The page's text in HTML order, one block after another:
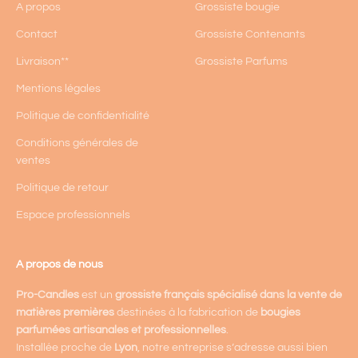
A propos
Contact
Livraison**
Mentions légales
Politique de confidentialité
Conditions générales de
ventes
Politique de retour
Espace professionnels
Grossiste bougie
Grossiste Contenants
Grossiste Parfums
A propos de nous
Pro-Candles est un grossiste français spécialisé dans la vente de
matières premières destinées à la fabrication de bougies
parfumées artisanales et professionnelles.
Installée proche de Lyon, notre entreprise s’adresse aussi bien